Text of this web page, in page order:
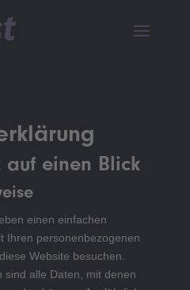
auf einen Blick
einen einfachen
Ihren personenbezogenen
Website besuchen.
sind alle Daten, mit denen